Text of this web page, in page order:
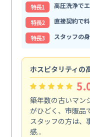
特⻑1
高圧洗浄で
特⻑2
直接契約で
特⻑3
スタッフの
ホスピタリティの
築年数の古いマン
がひどく、市販品
スタッフの方は、
感...